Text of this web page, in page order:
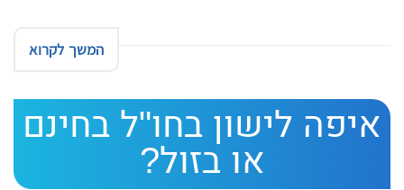
המשך לקרוא
איפה לישון בחו"ל בחינם
או בזול?